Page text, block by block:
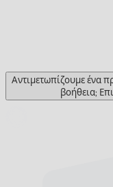
Αντιμετωπίζουμε ένα
βοήθεια;